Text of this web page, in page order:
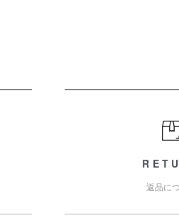
返品に